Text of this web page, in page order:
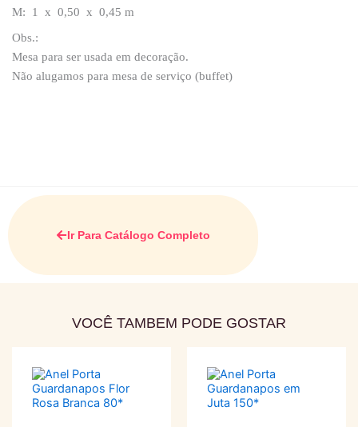
M: 1 x 0,50 x 0,45 m
Obs.:
Mesa para ser usada em decoração.
Não alugamos para mesa de serviço (buffet)
Ir Para Catálogo Completo
VOCÊ TAMBEM PODE GOSTAR